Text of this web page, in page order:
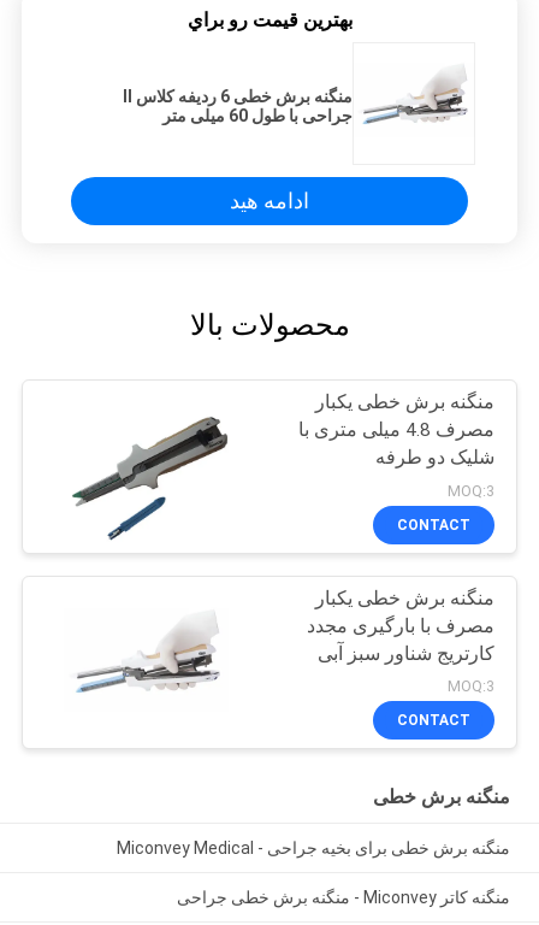
بهترين قيمت رو براي
جراحی با طول 60 میلی متر
ادامه هید
محصولات بالا
منگنه برش خطی یکبار
مصرف 4.8 میلی متری با
شلیک دو طرفه
MOQ:3
CONTACT
منگنه برش خطی یکبار
مصرف با بارگیری مجدد
کارتریج شناور سبز آبی
MOQ:3
CONTACT
منگنه برش خطی
منگنه برش خطی برای بخیه جراحی - Miconvey Medical
منگنه کاتر Miconvey - منگنه برش خطی جراحی